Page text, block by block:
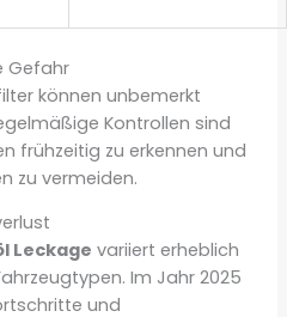
Gefahr
können unbemerkt
Kontrollen sind
frühzeitig zu erkennen und
zu vermeiden.
Leckage variiert erheblich
Im Jahr 2025
und